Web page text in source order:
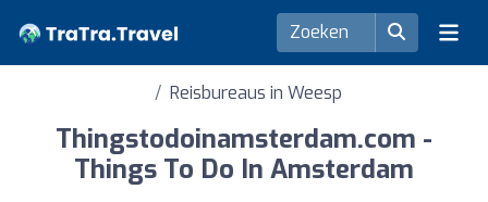
Reisbureaus in Weesp
Thingstodoinamsterdam.com -
Things To Do In Amsterdam